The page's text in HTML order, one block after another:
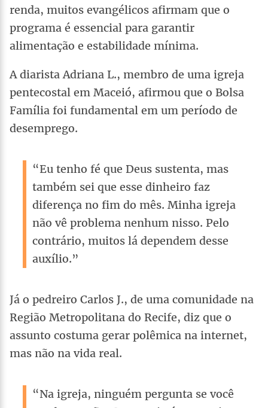
renda, muitos evangélicos afirmam que o
programa é essencial para garantir
alimentação e estabilidade mínima.
A diarista Adriana L., membro de uma igreja
pentecostal em Maceió, afirmou que o Bolsa
Família foi fundamental em um período de
desemprego.
“Eu tenho fé que Deus sustenta, mas
também sei que esse dinheiro faz
diferença no fim do mês. Minha igreja
não vê problema nenhum nisso. Pelo
contrário, muitos lá dependem desse
auxílio.”
Já o pedreiro Carlos J., de uma comunidade na
Região Metropolitana do Recife, diz que o
assunto costuma gerar polêmica na internet,
mas não na vida real.
“Na igreja, ninguém pergunta se você